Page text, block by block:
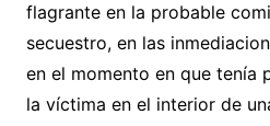
flagrante en la probable
secuestro, en las
en el momento en que tenía
la víctima en el interior de